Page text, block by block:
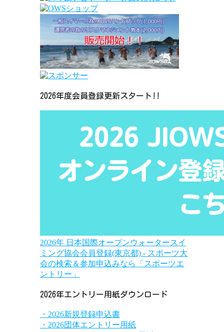
2026年度会員登録更新スタート!!
2026年 日本国際オープンウォータースイ
ミング協会会員登録(東京都) - スポーツ大
会の検索＆参加申込みなら「スポーツエ
ントリー」
2026年エントリー用紙ダウンロード
・2026新規登録申込書
・2026団体エントリー用紙